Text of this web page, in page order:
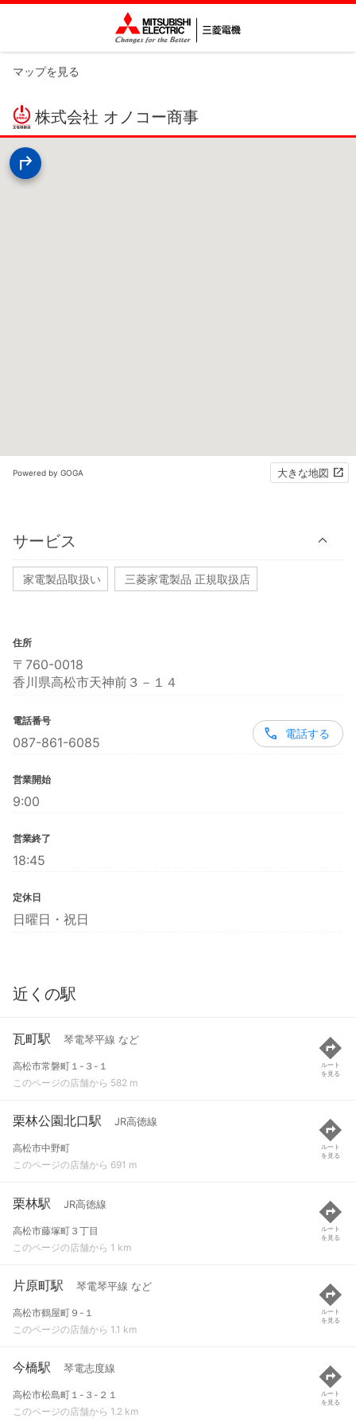
マップを見る
株式会社 オノコー商事
Powered by GOGA 大きな地図
サービス
家電製品取扱い 三菱家電製品 正規取扱店
住所
〒760-0018
香川県高松市天神前３－１４
電話番号
087-861-6085
電話する
営業開始
9:00
営業終了
18:45
定休日
日曜日・祝日
近くの駅
瓦町駅 琴電琴平線 など
高松市常磐町１-３-１
このページの店舗から 582 m
ルート
を見る
栗林公園北口駅 JR高徳線
高松市中野町
このページの店舗から 691 m
ルート
を見る
栗林駅 JR高徳線
高松市藤塚町３丁目
このページの店舗から 1 km
ルート
を見る
片原町駅 琴電琴平線 など
高松市鶴屋町９-１
このページの店舗から 1.1 km
ルート
を見る
今橋駅 琴電志度線
高松市松島町１-３-２１
このページの店舗から 1.2 km
ルート
を見る